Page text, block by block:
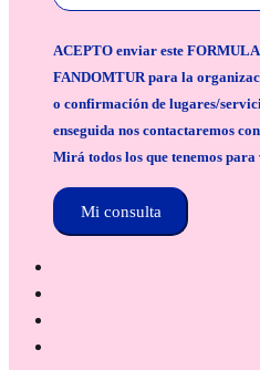
ACEPTO enviar este
FANDOMTUR para la
o confirmación de lugares/
enseguida nos contactaremos
Mirá todos los que tenemos